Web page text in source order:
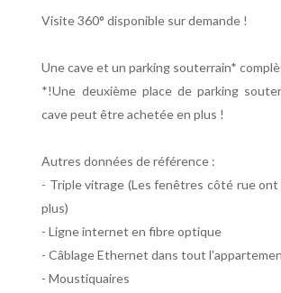
Visite 360° disponible sur demande !
Une cave et un parking souterrain*
*!Une deuxième place de parking
cave peut être achetée en plus !
Autres données de référence :
- Triple vitrage (Les fenêtres côté rue
plus)
- Ligne internet en fibre optique
- Câblage Ethernet dans tout
- Moustiquaires